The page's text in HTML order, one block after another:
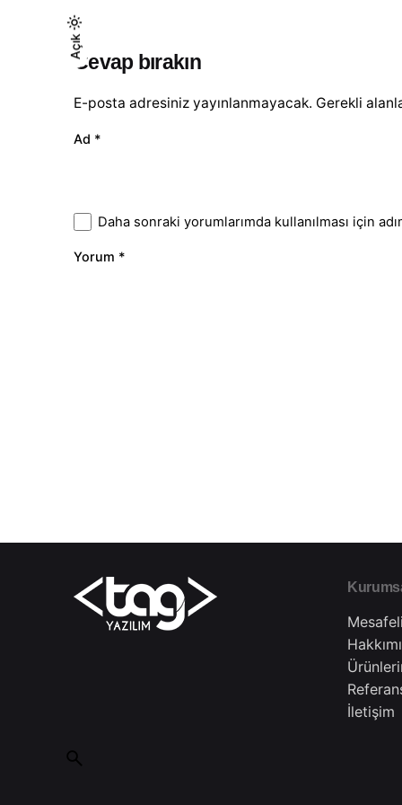
Açık
Açık
Koyu
Cevap bırakın
E-posta adresiniz yayınlanmayacak. Gerekli
Ad *
Daha sonraki yorumlarımda kullanılması için
Yorum *
İletişim